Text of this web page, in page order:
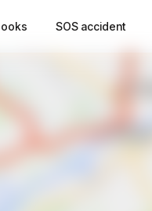
SOS accident